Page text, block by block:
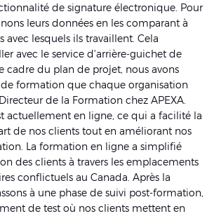
de signature électronique. Pour
leurs données en les comparant à
avec lesquels ils travaillent. Cela
avec le service d'arrière-guichet de
cadre du plan de projet, nous avons
formation que chaque organisation
de la Formation chez APEXA.
actuellement en ligne, ce qui a facilité la
de nos clients tout en améliorant nos
La formation en ligne a simplifié
des clients à travers les emplacements
conflictuels au Canada. Après la
à une phase de suivi post-formation,
de test où nos clients mettent en